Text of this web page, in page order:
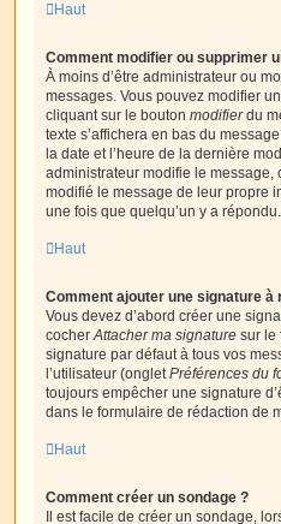
Haut
Comment modifier ou supprimer
À moins d’être administrateur ou
messages. Vous pouvez modifier
cliquant sur le bouton modifierdu
texte s’affichera en bas du
la date et l’heure de la dernière
administrateur modifie le message,
modifié le message de leur propre
une fois que quelqu’un y a répondu.
Haut
Comment ajouter une signature à
Vous devez d’abord créer une
cocherAttacher ma signature sur le
signature par défaut à tous vos
l’utilisateur (ongletPréférences du
toujours empêcher une signature
dans le formulaire de rédaction de
Haut
Comment créer un sondage ?
Il est facile de créer un sondage,